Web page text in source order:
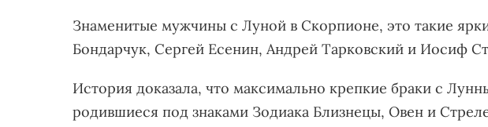
Знаменитые мужчины с Луной в Скорпионе, это такие
Бондарчук, Сергей Есенин, Андрей Тарковский и Иосиф
История доказала, что максимально крепкие браки с
родившиеся под знаками Зодиака Близнецы, Овен и